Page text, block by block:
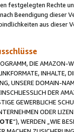
festgelegten Rechte
Beendigung dieser
aus dieser
DIE AMAZON-
INHALTE,
UNSERE DOMAIN-
DER
GEWERBLICHE
ODER
“), WERDEN „WIE